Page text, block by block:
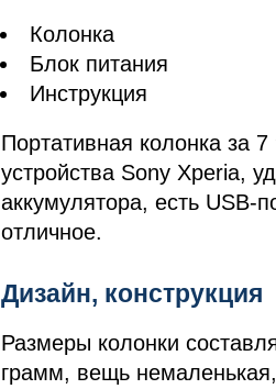
Колонка
Блок питания
Инструкция
Портативная колонка за
устройства Sony Xperia,
аккумулятора, есть USB-
отличное.
Дизайн, конструкция
Размеры колонки
грамм, вещь